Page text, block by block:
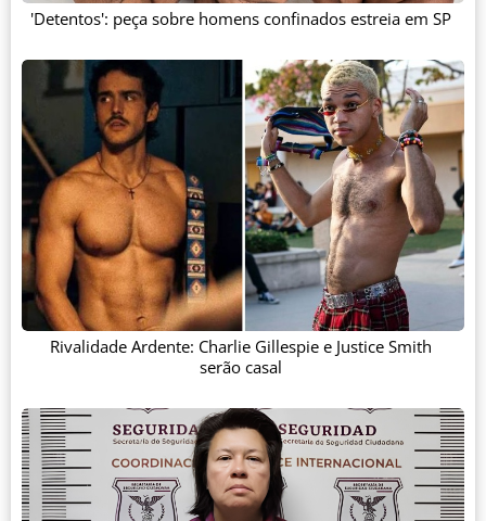
'Detentos': peça sobre homens confinados estreia em SP
Rivalidade Ardente: Charlie Gillespie e Justice Smith
serão casal